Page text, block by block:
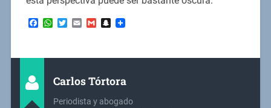
Facebook
WhatsApp
Twitter
EmailGmailSnapchat
Carlos Tórtora
Periodista y abogado